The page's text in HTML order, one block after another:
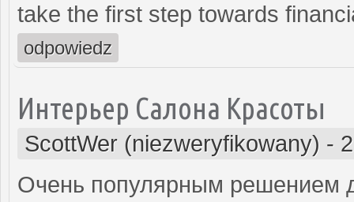
take the first step towards
odpowiedz
Интерьер Салона Красоты
ScottWer (niezweryfikowany) -
Очень популярным решением